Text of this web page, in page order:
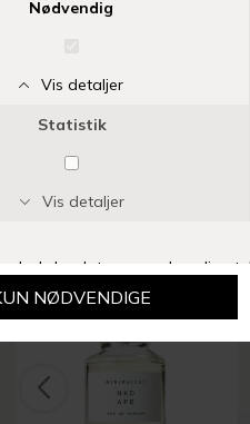
TILFØJ TIL ØNSKESKYEN
Vi anbefaler også